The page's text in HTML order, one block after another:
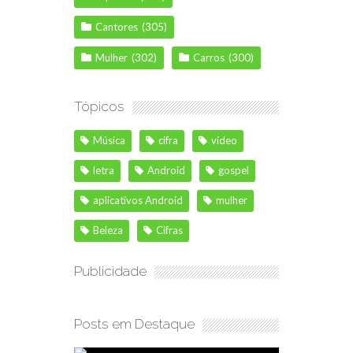
Cantores (305)
Mulher (302) Carros (300)
Tópicos
Música cifra vídeo
letra Android gospel
aplicativos Android mulher
Beleza Cifras
Publicidade
Posts em Destaque